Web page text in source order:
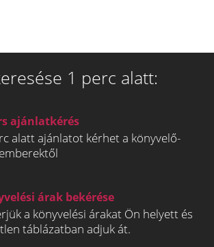
1 perc alatt:
ajánlatkérés
alatt ajánlatot kérhet a könyvelő-
árak bekérése
a könyvelési árakat Ön helyett és
táblázatban adjuk át.